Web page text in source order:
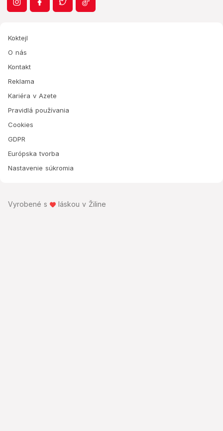
Koktejl
O nás
Kontakt
Reklama
Kariéra v Azete
Pravidlá používania
Cookies
GDPR
Európska tvorba
Nastavenie súkromia
Vyrobené s láskou v Žiline